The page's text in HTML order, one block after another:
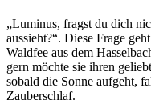
„Luminus, fragst du dich
aussieht?“. Diese Frage
Waldfee aus dem
gern möchte sie ihren
sobald die Sonne aufgeht,
Zauberschlaf.